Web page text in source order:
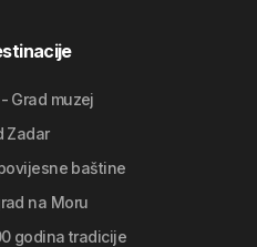
Grad muzej
Zadar
baštine
na Moru
godina tradicije